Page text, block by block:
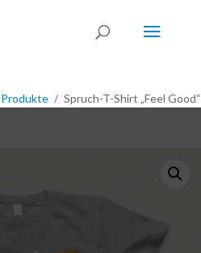
Produkte Spruch-T-Shirt „Feel Good“